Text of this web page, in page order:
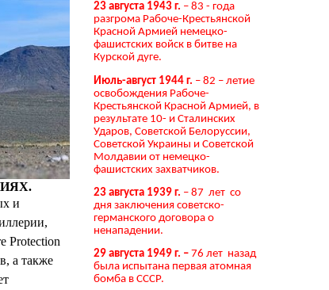
и
Protection
а также
23 августа 1943 г. – 83 - года
разгрома Рабоче-Крестьянской
Красной Армией немецко-
фашистских войск в битве на
Курской дуге.
Июль-август 1944 г. – 82 – летие
освобождения Рабоче-
Крестьянской Красной Армией, в
результате 10- и Сталинских
Ударов, Советской Белоруссии,
Советской Украины и Советской
Молдавии от немецко-
фашистских захватчиков.
23 августа 1939 г. – 87 лет со
дня заключения советско-
германского договора о
ненападении.
29 августа 1949 г. – 76 лет назад
была испытана первая атомная
бомба в СССР.